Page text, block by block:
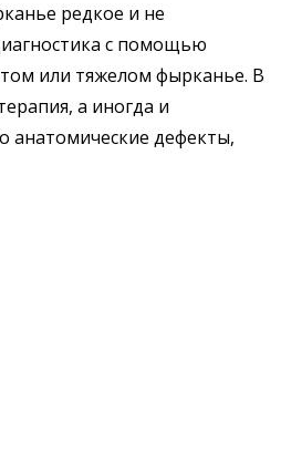
редкое и не
с помощью
или тяжелом фырканье. В
а иногда и
анатомические дефекты,